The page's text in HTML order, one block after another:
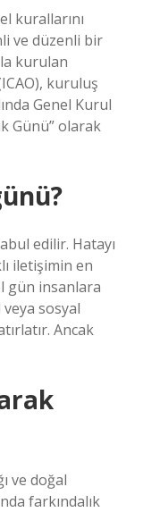
kurallarını
ve düzenli bir
kurulan
kuruluş
Genel Kurul
Günü” olarak
edilir. Hatayı
iletişimin en
gün insanlara
sosyal
Ancak
ve doğal
farkındalık